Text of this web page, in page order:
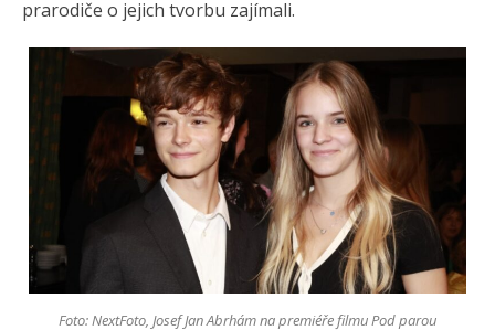
prarodiče o jejich tvorbu zajímali.
Foto: NextFoto, Josef Jan Abrhám na premiéře filmu Pod parou